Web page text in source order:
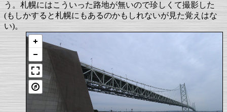
う。札幌にはこういった路地が無いので珍しくて撮影した
(もしかすると札幌にもあるのかもしれないが見た覚えはな
い)。